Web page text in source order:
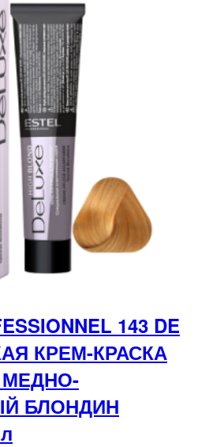
143 DE
КРЕМ-КРАСКА
БЛОНДИН